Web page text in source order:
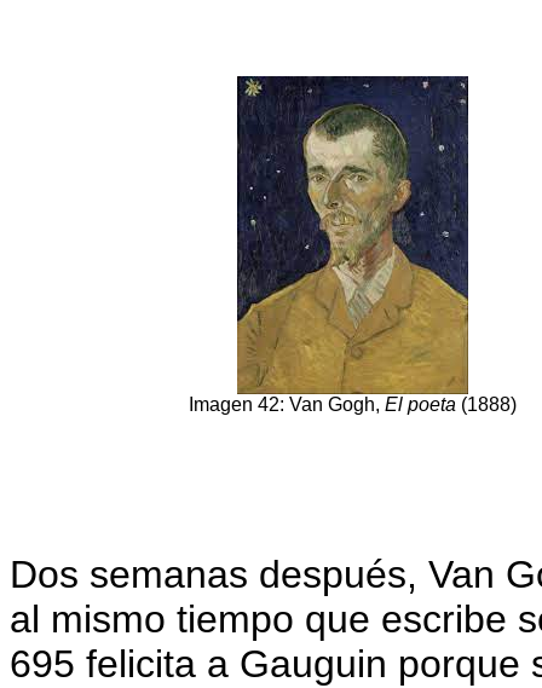
Imagen 42: Van Gogh, El poeta (1888)
Dos semanas después, Van
al mismo tiempo que escribe
695 felicita a Gauguin porque